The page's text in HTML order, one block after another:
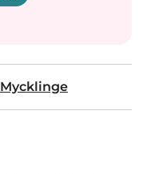
Mycklinge